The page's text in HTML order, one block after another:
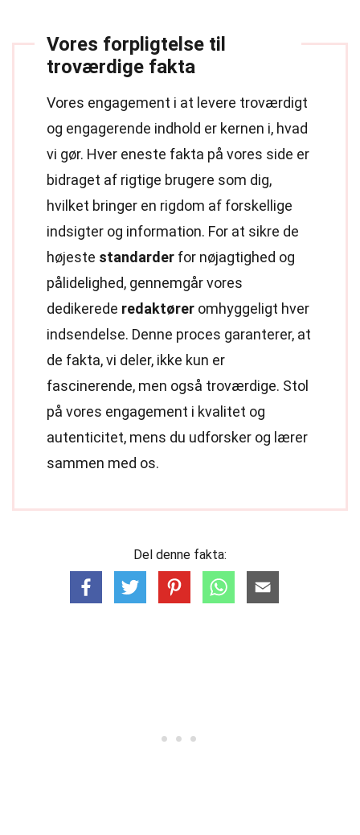
Vores forpligtelse til
troværdige fakta
Vores engagement i at levere troværdigt
og engagerende indhold er kernen i, hvad
vi gør. Hver eneste fakta på vores side er
bidraget af rigtige brugere som dig,
hvilket bringer en rigdom af forskellige
indsigter og information. For at sikre de
højeste standarder for nøjagtighed og
pålidelighed, gennemgår vores
dedikerede redaktører omhyggeligt hver
indsendelse. Denne proces garanterer, at
de fakta, vi deler, ikke kun er
fascinerende, men også troværdige. Stol
på vores engagement i kvalitet og
autenticitet, mens du udforsker og lærer
sammen med os.
Del denne fakta: